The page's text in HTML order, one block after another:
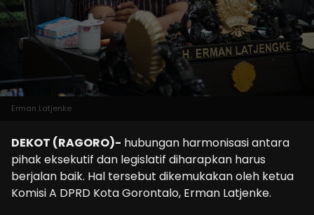
Erman Latjenke
DEKOT (RAGORO)- hubungan harmonisasi antara
pihak eksekutif dan legislatif diharapkan harus
berjalan baik. Hal tersebut dikemukakan oleh ketua
Komisi A DPRD Kota Gorontalo, Erman Latjenke.